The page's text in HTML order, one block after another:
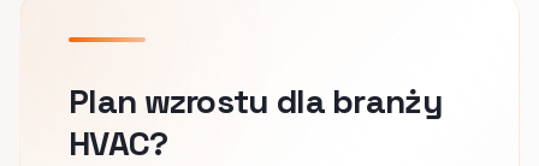
Plan wzrostu dla branży
HVAC?